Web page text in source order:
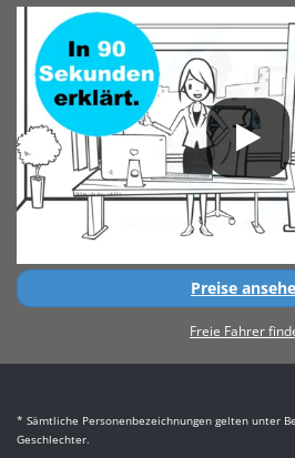
Preise
Freie Fahrer
* Sämtliche Personenbezeichnungen gelten unter
Geschlechter.